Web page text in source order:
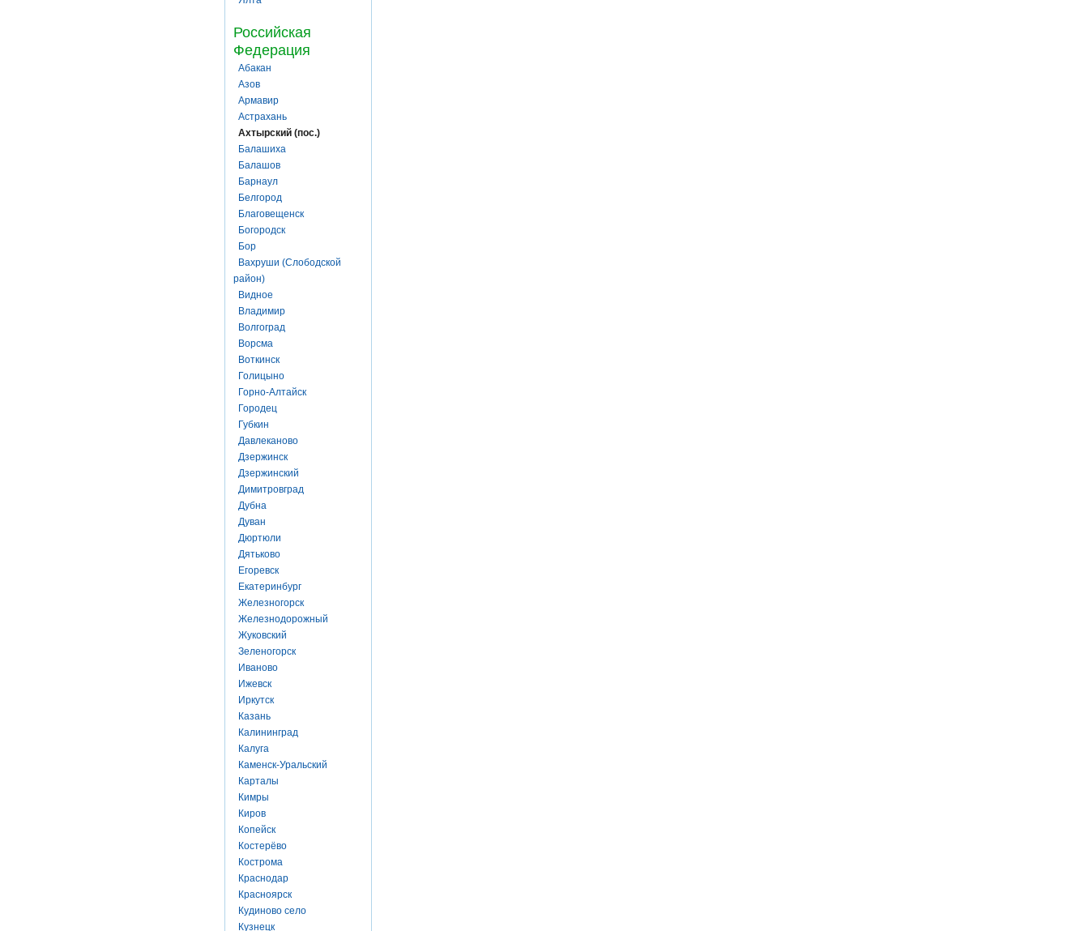
Российская
Федерация
Абакан
Азов
Армавир
Астрахань
Ахтырский (пос.)
Балашиха
Балашов
Барнаул
Белгород
Благовещенск
Богородск
Бор
Вахруши (Слободской
район)
Видное
Владимир
Волгоград
Ворсма
Воткинск
Голицыно
Горно-Алтайск
Городец
Губкин
Давлеканово
Дзержинск
Дзержинский
Димитровград
Дубна
Дуван
Дюртюли
Дятьково
Егоревск
Екатеринбург
Железногорск
Железнодорожный
Жуковский
Зеленогорск
Иваново
Ижевск
Иркутск
Казань
Калининград
Калуга
Каменск-Уральский
Карталы
Кимры
Киров
Копейск
Костерёво
Кострома
Краснодар
Красноярск
Кудиново село
Кузнецк